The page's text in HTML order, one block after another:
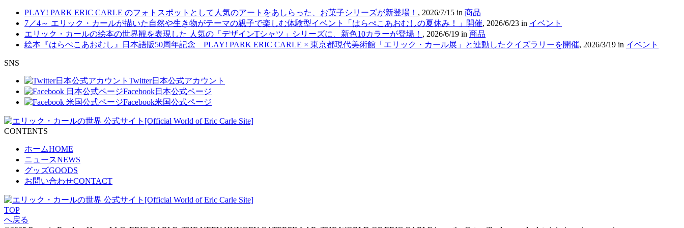
PLAY! PARK ERIC CARLE のフォトスポットとして人気のアートをあしらった、お菓子シリーズが新登場！ , 2026/7/15 in 商品
7／4～ エリック・カールが描いた自然や生き物がテーマの親子で楽しむ体験型イベント「はらぺこあおむしの夏休み！」開催, 2026/6/23 in イベント
エリック・カールの絵本の世界観を表現した 人気の「デザインTシャツ」シリーズに、新色10カラーが登場！ , 2026/6/19 in 商品
絵本『はらぺこあおむし』日本語版50周年記念 PLAY! PARK ERIC CARLE × 東京都現代美術館「エリック・カール展」と連動したクイズラリーを開催, 2026/3/19 in イベント
SNS
Twitter日本公式アカウント
Facebook日本公式ページ
Facebook米国公式ページ
CONTENTS
ホームHOME
ニュースNEWS
グッズGOODS
お問い合わせCONTACT
TOP
へ戻る